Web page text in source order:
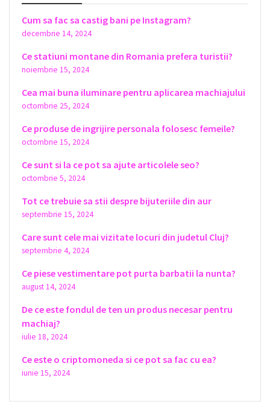
Cum sa fac sa castig bani pe Instagram?
decembrie 14, 2024
Ce statiuni montane din Romania prefera turistii?
noiembrie 15, 2024
Cea mai buna iluminare pentru aplicarea machiajului
octombrie 25, 2024
Ce produse de ingrijire personala folosesc femeile?
octombrie 15, 2024
Ce sunt si la ce pot sa ajute articolele seo?
octombrie 5, 2024
Tot ce trebuie sa stii despre bijuteriile din aur
septembrie 15, 2024
Care sunt cele mai vizitate locuri din judetul Cluj?
septembrie 4, 2024
Ce piese vestimentare pot purta barbatii la nunta?
august 14, 2024
De ce este fondul de ten un produs necesar pentru
machiaj?
iulie 18, 2024
Ce este o criptomoneda si ce pot sa fac cu ea?
iunie 15, 2024